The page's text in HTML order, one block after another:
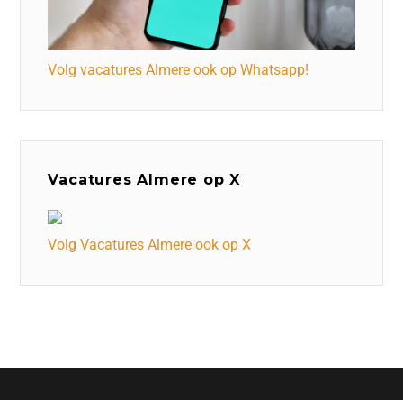
Volg vacatures Almere ook op Whatsapp!
Vacatures Almere op X
Volg Vacatures Almere ook op X